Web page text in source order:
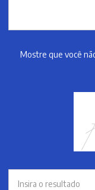
Mostre que você